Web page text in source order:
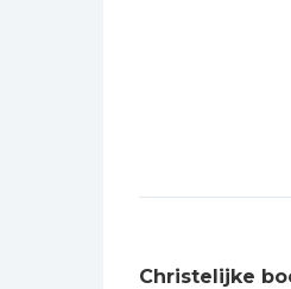
Christelijke